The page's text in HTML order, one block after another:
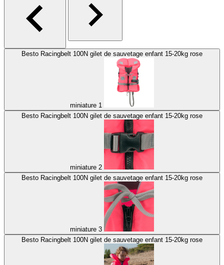
Besto Racingbelt 100N gilet de sauvetage enfant 15-20kg rose
miniature 1
Besto Racingbelt 100N gilet de sauvetage enfant 15-20kg rose
miniature 2
Besto Racingbelt 100N gilet de sauvetage enfant 15-20kg rose
miniature 3
Besto Racingbelt 100N gilet de sauvetage enfant 15-20kg rose